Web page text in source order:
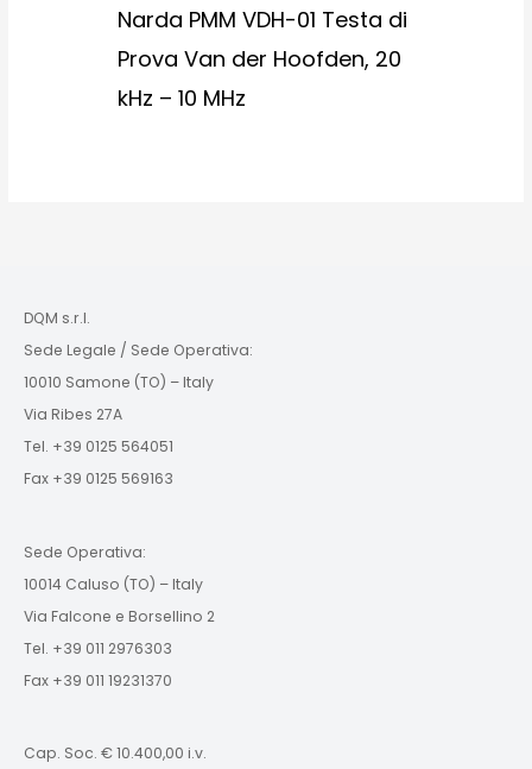
Narda PMM VDH-01 Testa di
Prova Van der Hoofden, 20
kHz – 10 MHz
DQM s.r.l.
Sede Legale / Sede Operativa:
10010 Samone (TO) – Italy
Via Ribes 27A
Tel. +39 0125 564051
Fax +39 0125 569163
Sede Operativa:
10014 Caluso (TO) – Italy
Via Falcone e Borsellino 2
Tel. +39 011 2976303
Fax +39 011 19231370
Cap. Soc. € 10.400,00 i.v.